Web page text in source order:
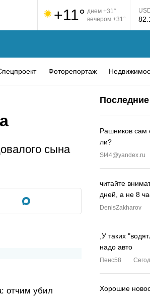
+11° днем +31°
вечером +31°
Фоторепортаж
сына
отчим убил
Рашников сам
ли?
St44@yandex.ru
читайте
дней, а не 8
DenisZakharov
,У таких
надо авто
Пенс58
Хорошие